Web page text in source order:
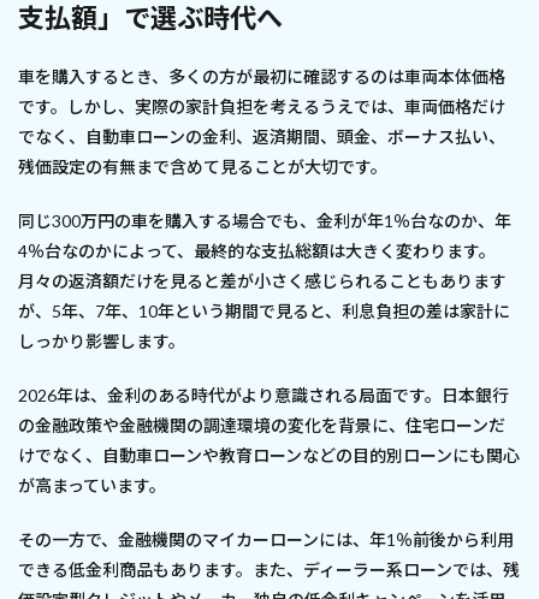
支払額」で選ぶ時代へ
車を購入するとき、多くの方が最初に確認するのは車両本体価格
です。しかし、実際の家計負担を考えるうえでは、車両価格だけ
でなく、自動車ローンの金利、返済期間、頭金、ボーナス払い、
残価設定の有無まで含めて見ることが大切です。
同じ300万円の車を購入する場合でも、金利が年1％台なのか、年
4％台なのかによって、最終的な支払総額は大きく変わります。
月々の返済額だけを見ると差が小さく感じられることもあります
が、5年、7年、10年という期間で見ると、利息負担の差は家計に
しっかり影響します。
2026年は、金利のある時代がより意識される局面です。日本銀行
の金融政策や金融機関の調達環境の変化を背景に、住宅ローンだ
けでなく、自動車ローンや教育ローンなどの目的別ローンにも関心
が高まっています。
その一方で、金融機関のマイカーローンには、年1％前後から利用
できる低金利商品もあります。また、ディーラー系ローンでは、残